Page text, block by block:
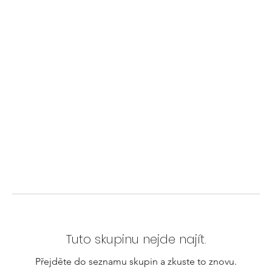
Tuto skupinu nejde najít.
Přejděte do seznamu skupin a zkuste to znovu.